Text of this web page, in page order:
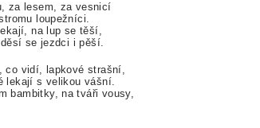
za lesem, za vesnicí
loupežníci.
na lup se těší,
se jezdci i pěší.
co vidí, lapkové strašní,
lekají s velikou vášní.
bambitky, na tváři vousy,